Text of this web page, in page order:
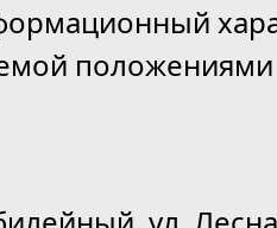
положениями